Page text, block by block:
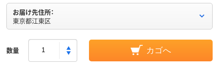
お届け先住所：
東京都江東区
数量 カゴへ